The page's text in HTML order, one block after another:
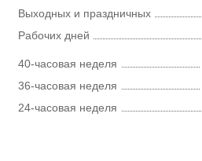
Выходных и праздничных
Рабочих дней
40-часовая неделя
36-часовая неделя
24-часовая неделя